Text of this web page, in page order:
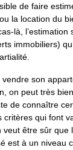
de faire
la location du
là, l’estimation
immobiliers)
vendre son
on peut très
de connaître
qui font
veut être sûr que
est à un niveau